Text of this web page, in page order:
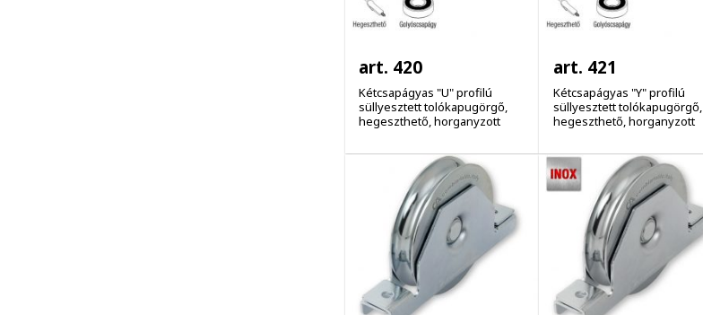
art. 420
Kétcsapágyas "U" profilú
süllyesztett tolókapugörgő,
hegeszthető, horganyzott
art. 421
Kétcsapágyas "Y" profilú
süllyesztett tolókapugörgő,
hegeszthető, horganyzott